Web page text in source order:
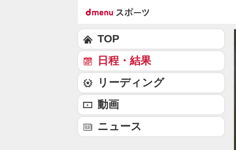
TOP
日程・結果
リーディング
動画
ニュース